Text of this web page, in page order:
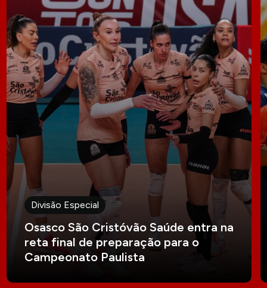
Divisão Especial
Osasco São Cristóvão Saúde entra na
reta final de preparação para o
Campeonato Paulista